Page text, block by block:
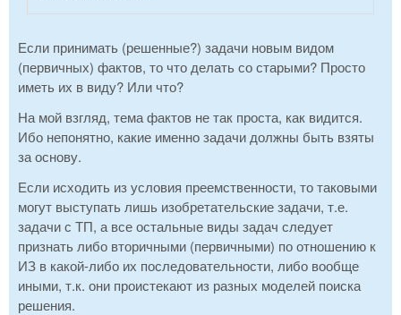
Если принимать (решенные?) задачи новым видом
(первичных) фактов, то что делать со старыми? Просто
иметь их в виду? Или что?
На мой взгляд, тема фактов не так проста, как видится.
Ибо непонятно, какие именно задачи должны быть взяты
за основу.
Если исходить из условия преемственности, то таковыми
могут выступать лишь изобретательские задачи, т.е.
задачи с ТП, а все остальные виды задач следует
признать либо вторичными (первичными) по отношению к
ИЗ в какой-либо их последовательности, либо вообще
иными, т.к. они проистекают из разных моделей поиска
решения.